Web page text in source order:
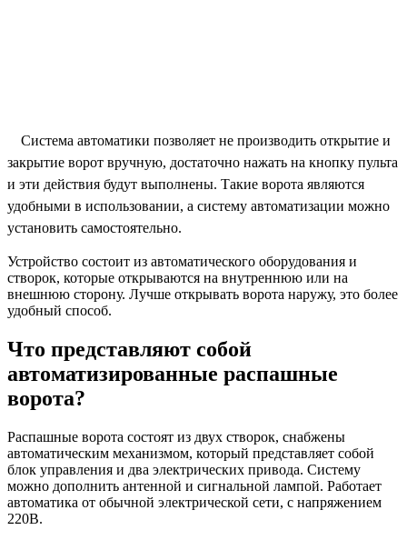
Система автоматики позволяет не производить открытие и
закрытие ворот вручную, достаточно нажать на кнопку пульта
и эти действия будут выполнены. Такие ворота являются
удобными в использовании, а систему автоматизации можно
установить самостоятельно.
Устройство состоит из автоматического оборудования и
створок, которые открываются на внутреннюю или на
внешнюю сторону. Лучше открывать ворота наружу, это более
удобный способ.
Что представляют собой
автоматизированные распашные
ворота?
Распашные ворота состоят из двух створок, снабжены
автоматическим механизмом, который представляет собой
блок управления и два электрических привода. Систему
можно дополнить антенной и сигнальной лампой. Работает
автоматика от обычной электрической сети, с напряжением
220В.